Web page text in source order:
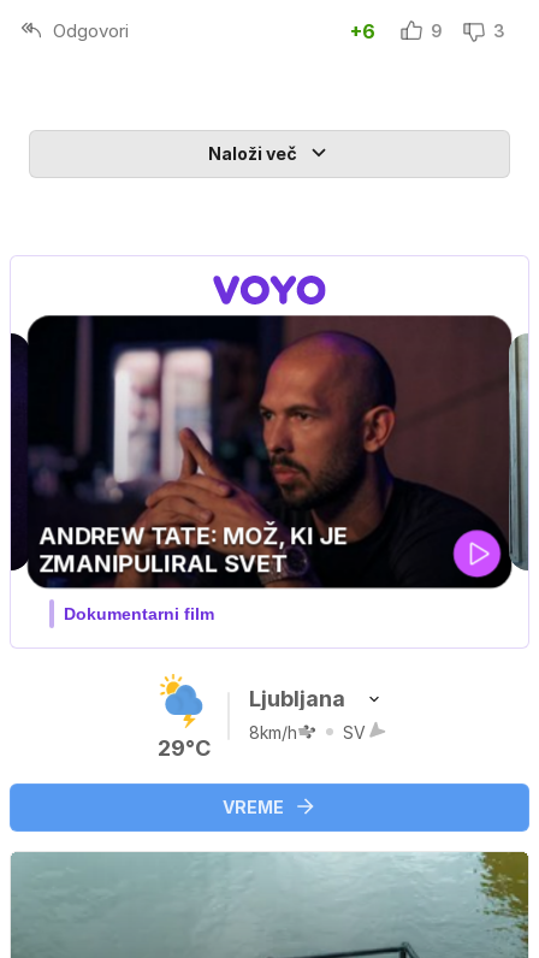
Odgovori +6 9 3
Naloži več
MOJ PRIJATELJ PINGVIN
Film meseca / družinski, pustolovski
29°C
Ljubljana
8km/h SV
VREME